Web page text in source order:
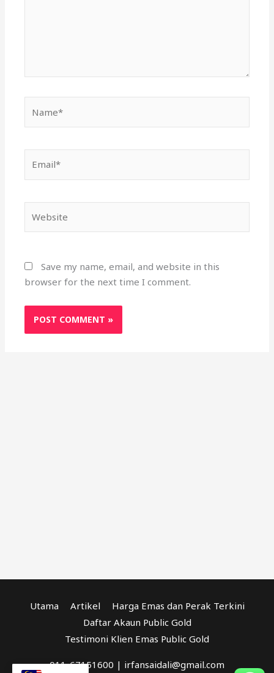
Save my name, email, and website in this
browser for the next time I comment.
Utama Artikel
Harga Emas dan Perak Terkini
Daftar Akaun Public Gold
Testimoni Klien Emas Public Gold
011-67151600 | irfansaidali@gmail.com